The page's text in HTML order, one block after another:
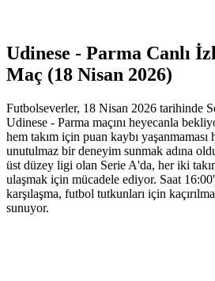
Udinese - Parma Canlı
Maç (18 Nisan 2026)
Futbolseverler, 18 Nisan 2026 tarihinde
Udinese - Parma maçını heyecanla
hem takım için puan kaybı
unutulmaz bir deneyim sunmak adına
üst düzey ligi olan Serie A'da, her iki
ulaşmak için mücadele ediyor. Saat
karşılaşma, futbol tutkunları için
sunuyor.